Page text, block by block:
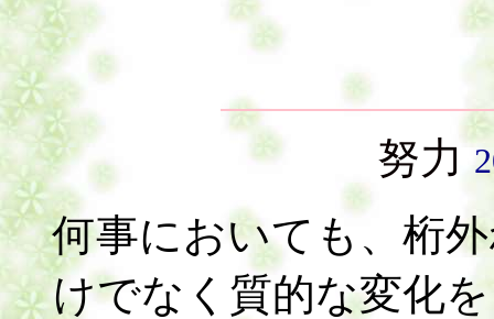
努力
何事においても、桁
けでなく質的な変化